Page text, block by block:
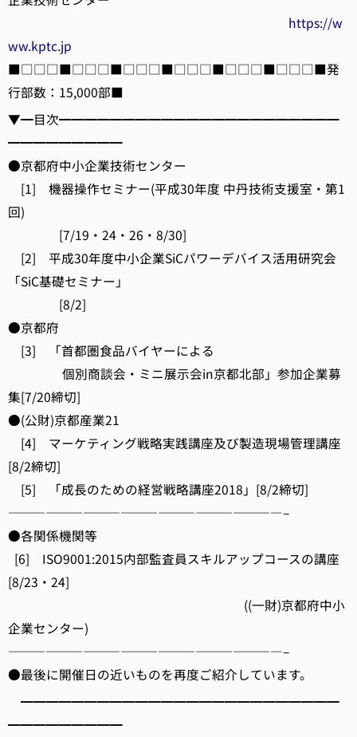
https://w
ww.kptc.jp
■□□□■□□□■□□□■□□□■□□□■□□□■発
行部数：15,000部■
▼━目次━━━━━━━━━━━━━━━━━━━━━━
━━━━━━━━━
●京都府中小企業技術センター
[1] 機器操作セミナー(平成30年度 中丹技術支援室・第1
回)
[7/19・24・26・8/30]
[2] 平成30年度中小企業SiCパワーデバイス活用研究会
「SiC基礎セミナー」
[8/2]
●京都府
[3] 「首都圏食品バイヤーによる
個別商談会・ミニ展示会in京都北部」参加企業募
集[7/20締切]
●(公財)京都産業21
[4] マーケティング戦略実践講座及び製造現場管理講座
[8/2締切]
[5] 「成長のための経営戦略講座2018」[8/2締切]
——————————————————————–
●各関係機関等
[6] ISO9001:2015内部監査員スキルアップコースの講座
[8/23・24]
((一財)京都府中小
企業センター)
——————————————————————–
●最後に開催日の近いものを再度ご紹介しています。
━━━━━━━━━━━━━━━━━━━━━━━━━
━━━━━━━━━